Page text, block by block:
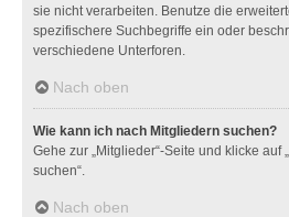
sie nicht verarbeiten. Benutze die
spezifischere Suchbegriffe ein oder
verschiedene Unterforen.
Nach oben
Wie kann ich nach Mitgliedern suchen?
Gehe zur „Mitglieder“-Seite und klicke auf
suchen“.
Nach oben